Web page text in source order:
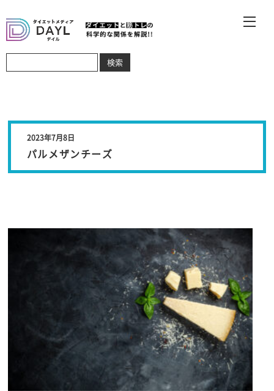
2023年7月8日
パルメザンチーズ